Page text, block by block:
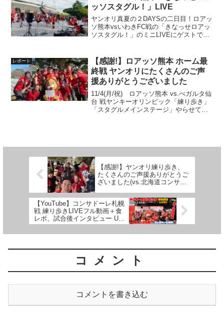
ッソスタグル！」LIVE
ヤンオリ真夏の２DAYSの二日目！ロアッ
ソ熊本vsいわきFC戦の「きなっせロアッ
ソスタグル！」のミニLIVEにゲストで呼
たが、studio JAM赤星さん、SSBSメ
ン...
レポート
【感謝!】ロアッソ熊本 ホーム最
終戦 ヤンオリにたくさんのご声
援ありがとうございました
11/4(月/祝) ロアッソ熊本 vs.べガルタ仙
台 戦ヤンキーオリンピック「練り歩き」
「スタグルメインステージ」やらせて頂
【感謝!】ヤンオリ練り歩き、
たくさんのご声援ありがとうご
ざいました(vs.北海道コンサド
【YouTube】コンサドーレ札幌
戦 練り歩きLIVEフル動画＋食
レポ、試合後インタビュー UP
しました!!
コメント
コメントを書き込む